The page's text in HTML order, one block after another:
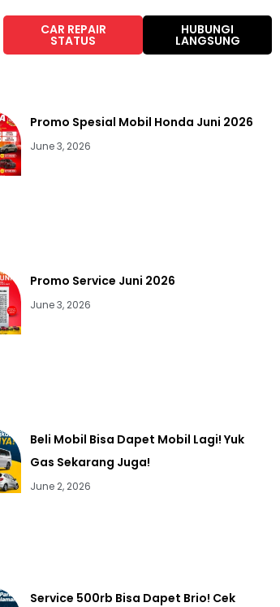
CAR REPAIR
STATUS
HUBUNGI
LANGSUNG
Promo Spesial Mobil Honda Juni 2026
June 3, 2026
Promo Service Juni 2026
June 3, 2026
Beli Mobil Bisa Dapet Mobil Lagi! Yuk
Gas Sekarang Juga!
June 2, 2026
Service 500rb Bisa Dapet Brio! Cek